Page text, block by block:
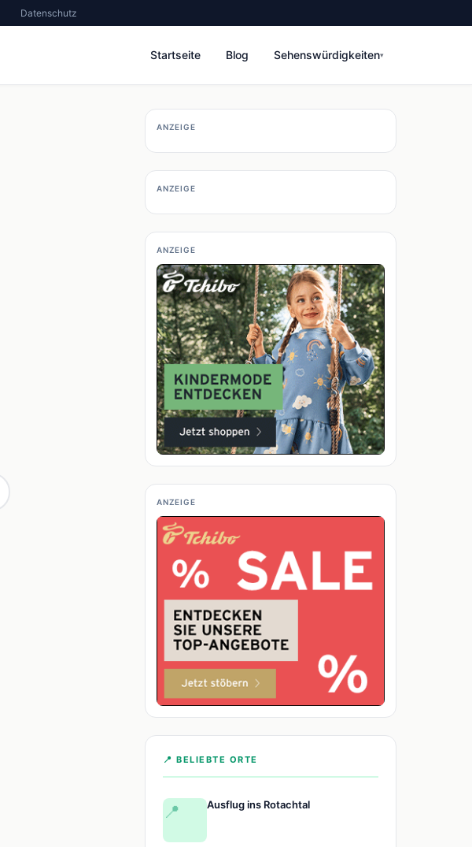
Datenschutz
Startseite Blog Sehenswürdigkeiten▾
ANZEIGE
ANZEIGE
ANZEIGE
ANZEIGE
📍 BELIEBTE ORTE
📍 Ausflug ins Rotachtal